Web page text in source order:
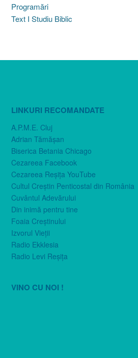
Programări
Text I Studiu Biblic
LINKURI RECOMANDATE
A.P.M.E. Cluj
Adrian Tămăşan
Biserica Betania Chicago
Cezareea Facebook
Cezareea Reşiţa YouTube
Cultul Creştin Penticostal din România
Cuvântul Adevărului
Din inimă pentru tine
Foaia Creştinului
Izvorul Vieţii
Radio Ekklesia
Radio Levi Reşiţa
VINO CU NOI !